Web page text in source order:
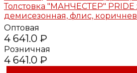
Толстовка "МАНЧЕСТЕР" PRIDE
демисезонная, флис,
Оптовая
4 641.0 ₽
Розничная
4 641.0 ₽